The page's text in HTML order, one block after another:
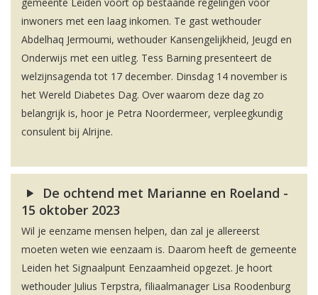
gemeente Leiden voort op bestaande regelingen voor
inwoners met een laag inkomen. Te gast wethouder
Abdelhaq Jermoumi, wethouder Kansengelijkheid, Jeugd en
Onderwijs met een uitleg. Tess Barning presenteert de
welzijnsagenda tot 17 december. Dinsdag 14 november is
het Wereld Diabetes Dag. Over waarom deze dag zo
belangrijk is, hoor je Petra Noordermeer, verpleegkundig
consulent bij Alrijne.
De ochtend met Marianne en Roeland -
15 oktober 2023
Wil je eenzame mensen helpen, dan zal je allereerst
moeten weten wie eenzaam is. Daarom heeft de gemeente
Leiden het Signaalpunt Eenzaamheid opgezet. Je hoort
wethouder Julius Terpstra, filiaalmanager Lisa Roodenburg